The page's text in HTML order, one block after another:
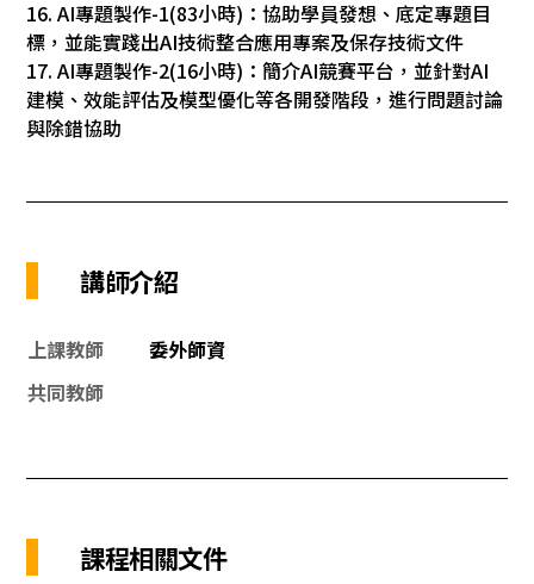
16. AI專題製作-1(83小時)：協助學員發想、底定專題目
標，並能實踐出AI技術整合應用專案及保存技術文件
17. AI專題製作-2(16小時)：簡介AI競賽平台，並針對AI
建模、效能評估及模型優化等各開發階段，進行問題討論
與除錯協助
講師介紹
上課教師
委外師資
共同教師
課程相關文件